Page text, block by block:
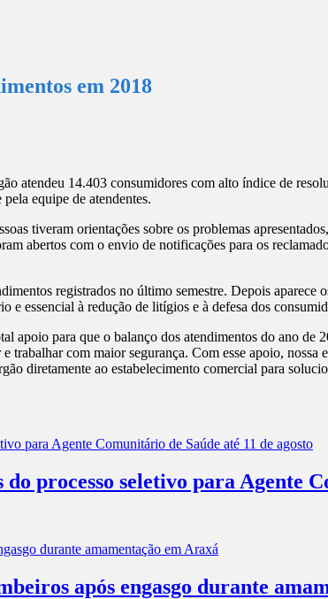
em 2018
atendeu 14.403 consumidores com alto índice de
equipe de atendentes.
tiveram orientações sobre os problemas
abertos com o envio de notificações para os
registrados no último semestre. Depois
essencial à redução de litígios e à defesa dos
para que o balanço dos atendimentos do ano de
trabalhar com maior segurança. Com esse apoio,
diretamente ao estabelecimento comercial para
processo seletivo para Agente
após engasgo durante